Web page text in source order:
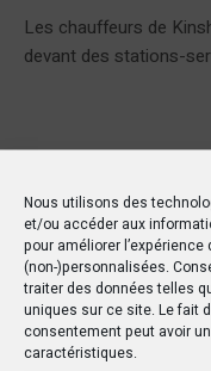
Nous utilisons des
et/ou accéder aux
pour améliorer
(non-)personnalisées.
traiter des données telles
uniques sur ce site. Le fait
consentement peut avoir
caractéristiques.
Les chauffeurs de
devant des stations-